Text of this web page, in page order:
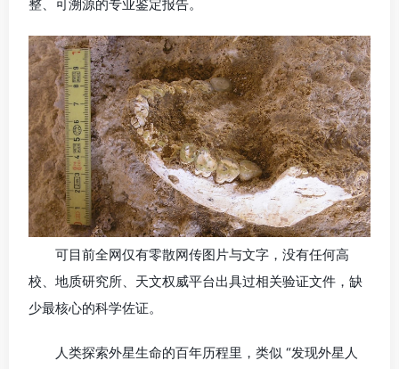
整、可溯源的专业鉴定报告。
可目前全网仅有零散网传图片与文字，没有任何高
校、地质研究所、天文权威平台出具过相关验证文件，缺
少最核心的科学佐证。
人类探索外星生命的百年历程里，类似 “发现外星人